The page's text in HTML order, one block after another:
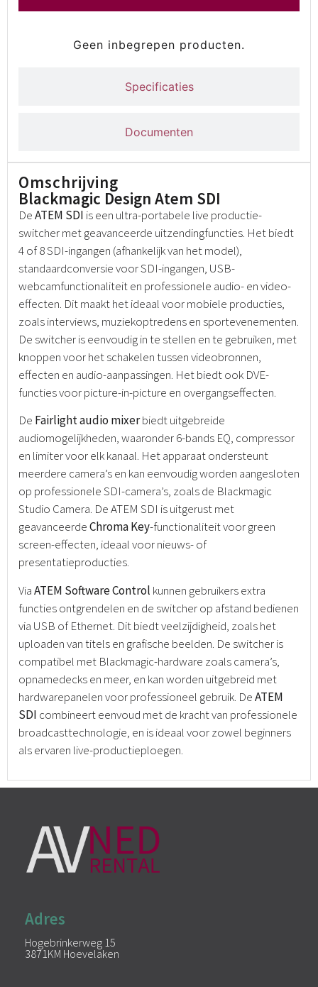
Omschrijving
Blackmagic Design Atem SDI
DeATEM SDI is een ultra-portabele live productie-
switcher met geavanceerde uitzendingfuncties. Het biedt
4 of 8 SDI-ingangen (afhankelijk van het model),
standaardconversie voor SDI-ingangen, USB-
webcamfunctionaliteit en professionele audio- en video-
effecten. Dit maakt het ideaal voor mobiele producties,
zoals interviews, muziekoptredens en sportevenementen.
De switcher is eenvoudig in te stellen en te gebruiken, met
knoppen voor het schakelen tussen videobronnen,
effecten en audio-aanpassingen. Het biedt ook DVE-
functies voor picture-in-picture en overgangseffecten.
De Fairlight audio mixerbiedt uitgebreide
audiomogelijkheden, waaronder 6-bands EQ, compressor
en limiter voor elk kanaal. Het apparaat ondersteunt
meerdere camera’s en kan eenvoudig worden aangesloten
op professionele SDI-camera’s, zoals de Blackmagic
Studio Camera. De ATEM SDI is uitgerust met
geavanceerdeChroma Key-functionaliteit voor green
screen-effecten, ideaal voor nieuws- of
presentatieproducties.
ViaATEM Software Control kunnen gebruikers extra
functies ontgrendelen en de switcher op afstand bedienen
via USB of Ethernet. Dit biedt veelzijdigheid, zoals het
uploaden van titels en grafische beelden. De switcher is
compatibel met Blackmagic-hardware zoals camera’s,
opnamedecks en meer, en kan worden uitgebreid met
hardwarepanelen voor professioneel gebruik. DeATEM
SDI combineert eenvoud met de kracht van professionele
broadcasttechnologie, en is ideaal voor zowel beginners
als ervaren live-productieploegen.
Specificaties
Documenten
Geen inbegrepen producten.
Adres
Hogebrinkerweg 15
3871KM Hoevelaken